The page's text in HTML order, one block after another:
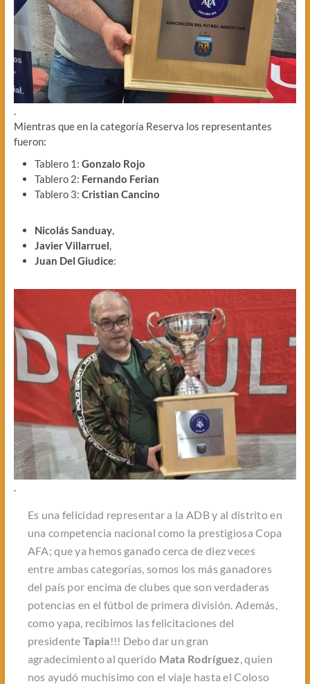
.
Mientras que en la categoría Reserva los representantes
fueron:
Tablero 1: Gonzalo Rojo
Tablero 2: Fernando Ferian
Tablero 3: Cristian Cancino
Nicolás Sanduay,
Javier Villarruel,
Juan Del Giudice:
.
Es una felicidad representar a la ADB y al distrito en
una competencia nacional como la prestigiosa Copa
AFA; que ya hemos ganado cerca de diez veces
entre ambas categorías, somos los más ganadores
del país por encima de clubes que son verdaderas
potencias en el fútbol de primera división. Además,
como yapa, recibimos las felicitaciones del
presidenteTapia!!! Debo dar un gran
agradecimiento al querido Mata Rodríguez, quien
nos ayudó muchísimo con el viaje hasta elColoso